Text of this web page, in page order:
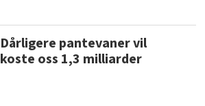
Dårligere pantevaner vil
koste oss 1,3 milliarder